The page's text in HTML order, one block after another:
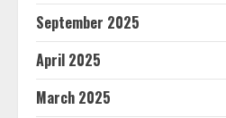
September 2025
April 2025
March 2025